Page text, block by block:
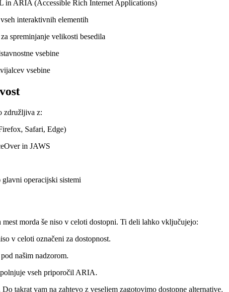
in ARIA (Accessible Rich Internet Applications)
interaktivnih elementih
spreminjanje velikosti besedila
vsebine
vsebine
združljiva z:
Safari, Edge)
in JAWS
operacijski sistemi
mest morda še niso v celoti dostopni. Ti deli lahko vključujejo:
v celoti označeni za dostopnost.
našim nadzorom.
vseh priporočil ARIA.
takrat vam na zahtevo z veseljem zagotovimo dostopne alternative.